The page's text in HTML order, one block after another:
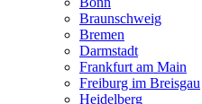
Braunschweig
Bremen
Darmstadt
Frankfurt am Main
Freiburg im Breisgau
Heidelberg